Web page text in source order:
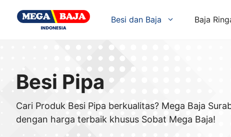
Besi dan Baja Baja
Besi Pipa
Cari Produk Besi Pipa berkualitas? Mega Baja
dengan harga terbaik khusus Sobat Mega Baja!